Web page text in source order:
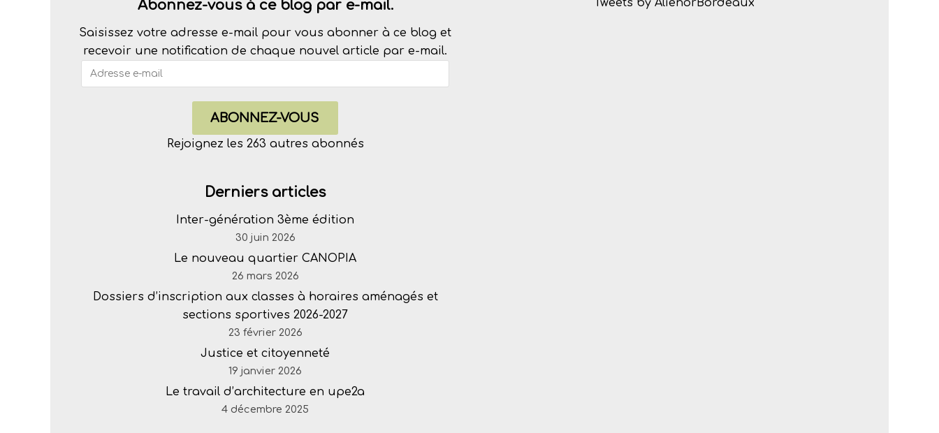
Abonnez-vous à ce blog par e-mail.
Saisissez votre adresse e-mail pour vous abonner à ce blog et
recevoir une notification de chaque nouvel article par e-mail.
ABONNEZ-VOUS
Rejoignez les 263 autres abonnés
Derniers articles
Inter-génération 3ème édition
30 juin 2026
Le nouveau quartier CANOPIA
26 mars 2026
Dossiers d’inscription aux classes à horaires aménagés et
sections sportives 2026-2027
23 février 2026
Justice et citoyenneté
19 janvier 2026
Le travail d’architecture en upe2a
4 décembre 2025
Tweets by AlienorBordeaux